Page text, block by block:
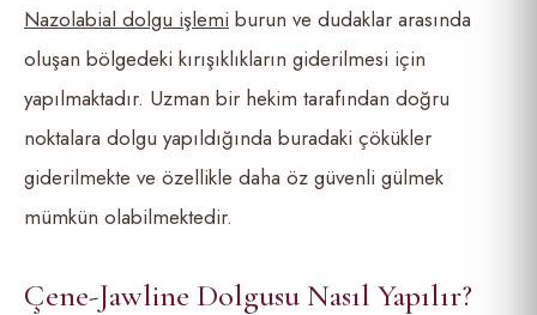
Nazolabial dolgu işlemi burun ve dudaklar arasında
oluşan bölgedeki kırışıklıkların giderilmesi için
yapılmaktadır. Uzman bir hekim tarafından doğru
noktalara dolgu yapıldığında buradaki çökükler
giderilmekte ve özellikle daha öz güvenli gülmek
mümkün olabilmektedir.
Çene-Jawline Dolgusu Nasıl Yapılır?